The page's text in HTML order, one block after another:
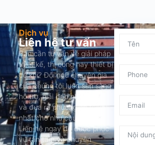
Dịch vụ
Liên hệ tư vấn
Bạn cần tư vấn về giải pháp
thiết kế, thi công hay thiết bị
cơ khí? Đội ngũ chuyên gia
của chúng tôi luôn sẵn sàng
hỗ trợ, giải đáp nhanh chóng
và đưa ra phương án tối ưu
nhất cho nhu cầu của bạn.
Liên hệ ngay để được phục
vụ tận tâm và chuyên